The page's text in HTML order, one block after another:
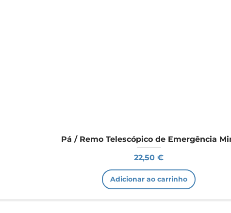
Pá / Remo Telescópico de Emergência
Preço
22,50 €
Adicionar ao carrinho